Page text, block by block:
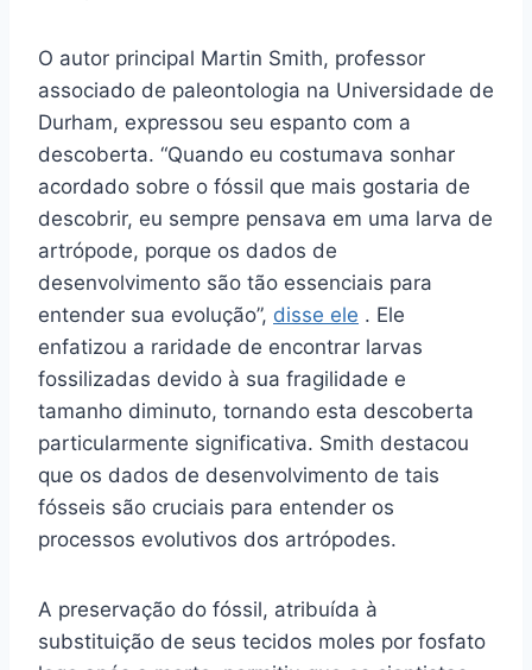
O autor principal Martin Smith, professor
associado de paleontologia na Universidade de
Durham, expressou seu espanto com a
descoberta. “Quando eu costumava sonhar
acordado sobre o fóssil que mais gostaria de
descobrir, eu sempre pensava em uma larva de
artrópode, porque os dados de
desenvolvimento são tão essenciais para
entender sua evolução”, disse ele . Ele
enfatizou a raridade de encontrar larvas
fossilizadas devido à sua fragilidade e
tamanho diminuto, tornando esta descoberta
particularmente significativa. Smith destacou
que os dados de desenvolvimento de tais
fósseis são cruciais para entender os
processos evolutivos dos artrópodes.
A preservação do fóssil, atribuída à
substituição de seus tecidos moles por fosfato